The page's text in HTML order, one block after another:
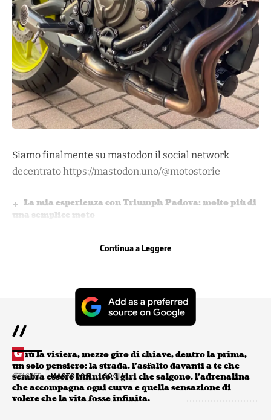
Siamo finalmente su mastodon il social network
decentratohttps://mastodon.uno/@motostorie
La mia esperienza con Triumph Padova: molto più di
una semplice moto
player radio integrato!
TAGGED: MASTODON SOCIAL
Continua a Leggere
//
G iù la visiera, mezzo giro di chiave, dentro la prima,
un solo pensiero: la strada, l’asfalto davanti a te che
sembra essere infinito, i giri che salgono, l’adrenalina
che accompagna ogni curva e quella sensazione di
volere che la vita fosse infinita.